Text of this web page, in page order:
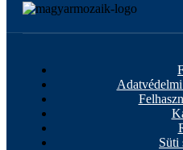
Süti